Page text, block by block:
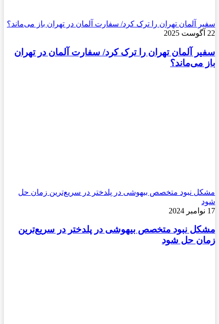
سفیر آلمان تهران را ترک کرد/ سفارت آلمان در تهران باز می‌ماند؟
22 آگوست 2025
سفیر آلمان تهران را ترک کرد/ سفارت آلمان در تهران
باز می‌ماند؟
مشکل نبود متخصص بیهوشی در پلدختر در سریع‌ترین زمان حل
شود
17 نوامبر 2024
مشکل نبود متخصص بیهوشی در پلدختر در سریع‌ترین
زمان حل شود